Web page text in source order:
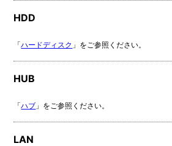
HDD
「ハードディスク 」をご参照ください。
HUB
「ハブ 」をご参照ください。
LAN